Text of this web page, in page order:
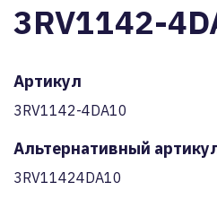
3RV1142-
Артикул
3RV1142-4DA10
Альтернативный
3RV11424DA10